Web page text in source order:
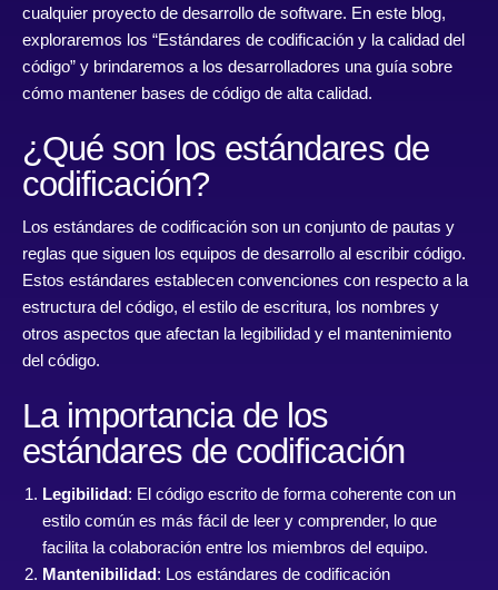
cualquier proyecto de desarrollo de software. En este blog,
exploraremos los “Estándares de codificación y la calidad del
código” y brindaremos a los desarrolladores una guía sobre
cómo mantener bases de código de alta calidad.
¿Qué son los estándares de
codificación?
Los estándares de codificación son un conjunto de pautas y
reglas que siguen los equipos de desarrollo al escribir código.
Estos estándares establecen convenciones con respecto a la
estructura del código, el estilo de escritura, los nombres y
otros aspectos que afectan la legibilidad y el mantenimiento
del código.
La importancia de los
estándares de codificación
Legibilidad: El código escrito de forma coherente con un
estilo común es más fácil de leer y comprender, lo que
facilita la colaboración entre los miembros del equipo.
Mantenibilidad: Los estándares de codificación